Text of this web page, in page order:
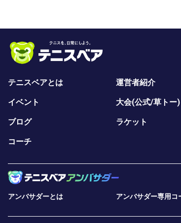
テニスベアとは 運営者紹介
イベント 大会(公式/草トー)
ブログ ラケット
コーチ
アンバサダーとは アンバサダー専用コ